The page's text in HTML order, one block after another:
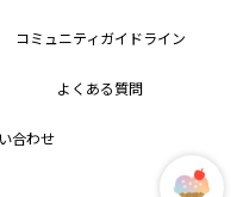
コミュニティガイドライン
よくある質問
合わせ